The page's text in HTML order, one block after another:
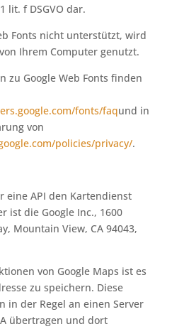
lit. f DSGVO dar.
Fonts nicht unterstützt, wird
Ihrem Computer genutzt.
zu Google Web Fonts finden
fonts/faqund in
von
policies/privacy/.
eine API den Kartendienst
ist die Google Inc., 1600
Mountain View, CA 94043,
von Google Maps ist es
zu speichern. Diese
in der Regel an einen Server
übertragen und dort